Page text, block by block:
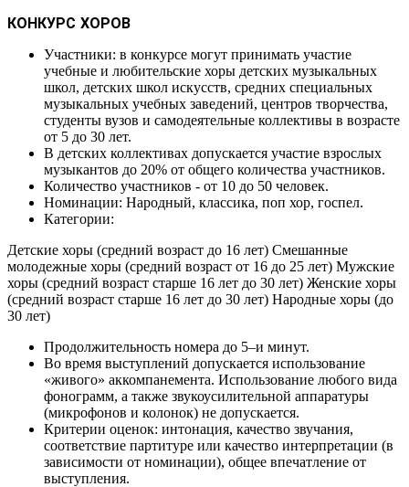
КОНКУРС ХОРОВ
Участники: в конкурсе могут принимать участие
учебные и любительские хоры детских музыкальных
школ, детских школ искусств, средних специальных
музыкальных учебных заведений, центров творчества,
студенты вузов и самодеятельные коллективы в возрасте
от 5 до 30 лет.
В детских коллективах допускается участие взрослых
музыкантов до 20% от общего количества участников.
Количество участников - от 10 до 50 человек.
Номинации: Народный, классика, поп хор, госпел.
Категории:
Детские хоры (средний возраст до 16 лет) Смешанные
молодежные хоры (средний возраст от 16 до 25 лет) Мужские
хоры (средний возраст старше 16 лет до 30 лет) Женские хоры
(средний возраст старше 16 лет до 30 лет) Народные хоры (до
30 лет)
Продолжительность номера до 5–и минут.
Во время выступлений допускается использование
«живого» аккомпанемента. Использование любого вида
фонограмм, а также звукоусилительной аппаратуры
(микрофонов и колонок) не допускается.
Критерии оценок: интонация, качество звучания,
соответствие партитуре или качество интерпретации (в
зависимости от номинации), общее впечатление от
выступления.